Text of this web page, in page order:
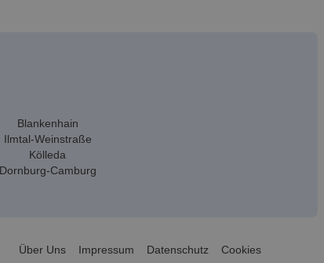
Blankenhain
Ilmtal-Weinstraße
Kölleda
Dornburg-Camburg
Über Uns Impressum Datenschutz Cookies